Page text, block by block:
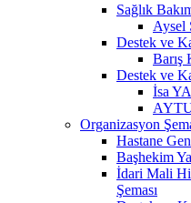
Sağlık
Aysel
Destek ve
Destek ve
İsa
Organizasyon
Hastane
Başhekim
İdari Mali
Şeması